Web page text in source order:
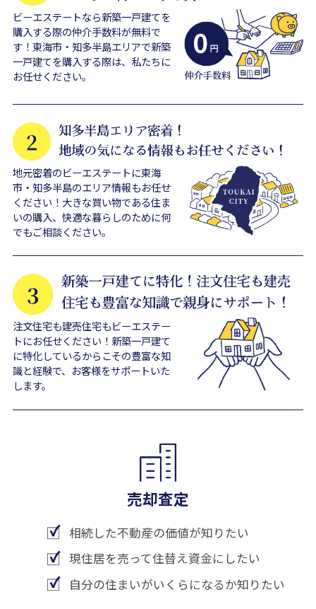
ビーエステートなら新築一戸建てを
購入する際の仲介手数料が無料で
す！東海市・知多半島エリアで新築
一戸建てを購入する際は、私たちに
お任せください。
地元密着のビーエステートに東海
市・知多半島のエリア情報もお任せ
ください！大きな買い物である住ま
いの購入、快適な暮らしのために何
でもご相談ください。
注文住宅も建売住宅もビーエステー
トにお任せください！新築一戸建て
に特化しているからこその豊富な知
識と経験で、お客様をサポートいた
します。
売却査定
相続した不動産の価値が知りたい
現住居を売って住替え資金にしたい
自分の住まいがいくらになるか知りたい